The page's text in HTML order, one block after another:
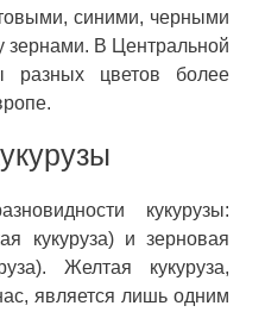
синими, черными
В Центральной
разных цветов более
кукурузы:
кукуруза) и зерновая
Желтая кукуруза,
является лишь одним